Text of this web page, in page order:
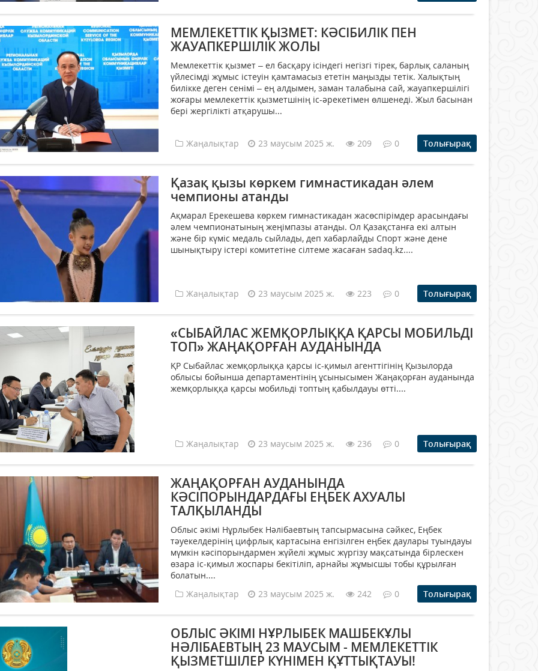
МЕМЛЕКЕТТІК ҚЫЗМЕТ: КӘСІБИЛІК ПЕН
ЖАУАПКЕРШІЛІК ЖОЛЫ
Мемлекеттік қызмет – ел басқару ісіндегі негізгі тірек, барлық саланың
үйлесімді жұмыс істеуін қамтамасыз ететін маңызды тетік. Халықтың
билікке деген сенімі – ең алдымен, заман талабына сай, жауапкершілігі
жоғары мемлекеттік қызметшінің іс-әрекетімен өлшенеді. Жыл басынан
бері жергілікті атқарушы...
Жаңалықтар 23 маусым 2025 ж. 209 0 Толығырақ
Қазақ қызы көркем гимнастикадан әлем
чемпионы атанды
Ақмарал Ерекешева көркем гимнастикадан жасөспірімдер арасындағы
әлем чемпионатының жеңімпазы атанды. Ол Қазақстанға екі алтын
және бір күміс медаль сыйлады, деп хабарлайды Спорт және дене
шынықтыру істері комитетіне сілтеме жасаған sadaq.kz....
Жаңалықтар 23 маусым 2025 ж. 223 0 Толығырақ
«СЫБАЙЛАС ЖЕМҚОРЛЫҚҚА ҚАРСЫ МОБИЛЬДІ
ТОП» ЖАҢАҚОРҒАН АУДАНЫНДА
ҚР Сыбайлас жемқорлыққа қарсы іс-қимыл агенттігінің Қызылорда
облысы бойынша департаментінің ұсынысымен Жаңақорған ауданында
жемқорлыққа қарсы мобильді топтың қабылдауы өтті....
Жаңалықтар 23 маусым 2025 ж. 236 0 Толығырақ
ЖАҢАҚОРҒАН АУДАНЫНДА
КӘСІПОРЫНДАРДАҒЫ ЕҢБЕК АХУАЛЫ
ТАЛҚЫЛАНДЫ
Облыс әкімі Нұрлыбек Нәлібаевтың тапсырмасына сәйкес, Еңбек
тәуекелдерінің цифрлық картасына енгізілген еңбек даулары туындауы
мүмкін кәсіпорындармен жүйелі жұмыс жүргізу мақсатында бірлескен
өзара іс-қимыл жоспары бекітіліп, арнайы жұмысшы тобы құрылған
болатын....
Жаңалықтар
23 маусым 2025 ж. 242 0 Толығырақ
ОБЛЫС ӘКІМІ НҰРЛЫБЕК МАШБЕКҰЛЫ
НӘЛІБАЕВТЫҢ 23 МАУСЫМ - МЕМЛЕКЕТТІК
ҚЫЗМЕТШІЛЕР КҮНІМЕН ҚҰТТЫҚТАУЫ!